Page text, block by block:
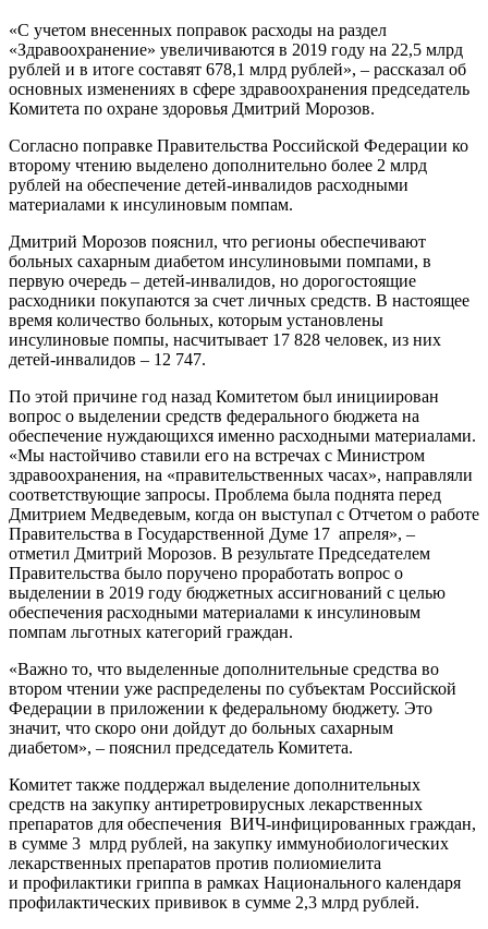
«С учетом внесенных поправок расходы на раздел
«Здравоохранение» увеличиваются в 2019 году на 22,5 млрд
рублей и в итоге составят 678,1 млрд рублей», – рассказал об
основных изменениях в сфере здравоохранения председатель
Комитета по охране здоровья Дмитрий Морозов.
Согласно поправке Правительства Российской Федерации ко
второму чтению выделено дополнительно более 2 млрд
рублей на обеспечение детей-инвалидов расходными
материалами к инсулиновым помпам.
Дмитрий Морозов пояснил, что регионы обеспечивают
больных сахарным диабетом инсулиновыми помпами, в
первую очередь – детей-инвалидов, но дорогостоящие
расходники покупаются за счет личных средств. В настоящее
время количество больных, которым установлены
инсулиновые помпы, насчитывает 17 828 человек, из них
детей-инвалидов – 12 747.
По этой причине год назад Комитетом был инициирован
вопрос о выделении средств федерального бюджета на
обеспечение нуждающихся именно расходными материалами.
«Мы настойчиво ставили его на встречах с Министром
здравоохранения, на «правительственных часах», направляли
соответствующие запросы. Проблема была поднята перед
Дмитрием Медведевым, когда он выступал с Отчетом о работе
Правительства в Государственной Думе 17 апреля», –
отметил Дмитрий Морозов. В результате Председателем
Правительства было поручено проработать вопрос о
выделении в 2019 году бюджетных ассигнований с целью
обеспечения расходными материалами к инсулиновым
помпам льготных категорий граждан.
«Важно то, что выделенные дополнительные средства во
втором чтении уже распределены по субъектам Российской
Федерации в приложении к федеральному бюджету. Это
значит, что скоро они дойдут до больных сахарным
диабетом», – пояснил председатель Комитета.
Комитет также поддержал выделение дополнительных
средств на закупку антиретровирусных лекарственных
препаратов для обеспечения ВИЧ-инфицированных граждан,
в сумме 3 млрд рублей, на закупку иммунобиологических
лекарственных препаратов против полиомиелита
и профилактики гриппа в рамках Национального календаря
профилактических прививок в сумме 2,3 млрд рублей.